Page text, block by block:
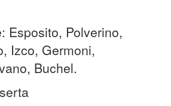
Esposito, Polverino,
Izco, Germoni,
Buchel.